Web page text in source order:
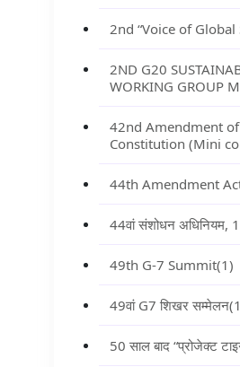
2nd “Voice of
2ND G20
WORKING GROUP
42nd Amendment
Constitution (Mini
44th Amendment
44वां संशोधन अधिनियम,
49th G-7 Summit(1)
49वां G7 शिखर सम्मेलन
50 साल बाद “प्रोजेक्ट